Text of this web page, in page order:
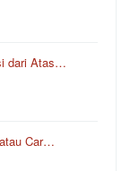
dari Atas…
Car…